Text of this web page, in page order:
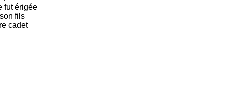
fut érigée
fils
cadet